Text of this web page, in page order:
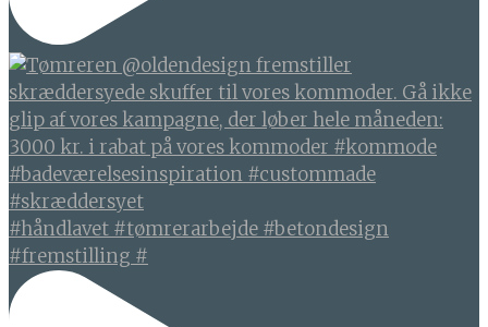
#håndlavet #tømrerarbejde #betondesign
#fremstilling #